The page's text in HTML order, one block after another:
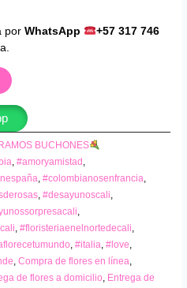
porWhatsApp
+57 317 746
RAMOS BUCHONES
,#amoryamistad ,
,#colombianosenfrancia,
,#desayunoscali,
,
,#floristeriaenelnortedecali,
,#italia,#love,
,Compra de flores en línea,
de flores a domicilio, Entrega de